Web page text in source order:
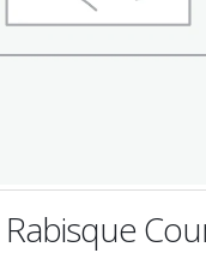
Rabisque